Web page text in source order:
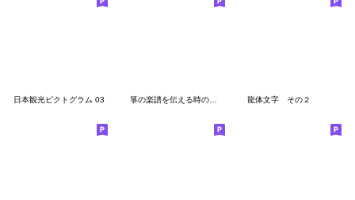
日本観光ピクトグラム 03 龍体文字 その２